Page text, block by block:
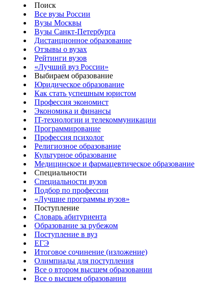
Поиск
Все вузы России
Вузы Москвы
Вузы Санкт-Петербурга
Дистанционное образование
Отзывы о вузах
Рейтинги вузов
«Лучший вуз России»
Выбираем образование
Юридическое образование
Как стать успешным юристом
Профессия экономист
Экономика и финансы
IT-технологии и телекоммуникации
Программирование
Профессия психолог
Религиозное образование
Культурное образование
Медицинское и фармацевтическое образование
Специальности
Специальности вузов
Подбор по профессии
«Лучшие программы вузов»
Поступление
Словарь абитуриента
Образование за рубежом
Поступление в вуз
ЕГЭ
Итоговое сочинение (изложение)
Олимпиады для поступления
Все о втором высшем образовании
Все о высшем образовании